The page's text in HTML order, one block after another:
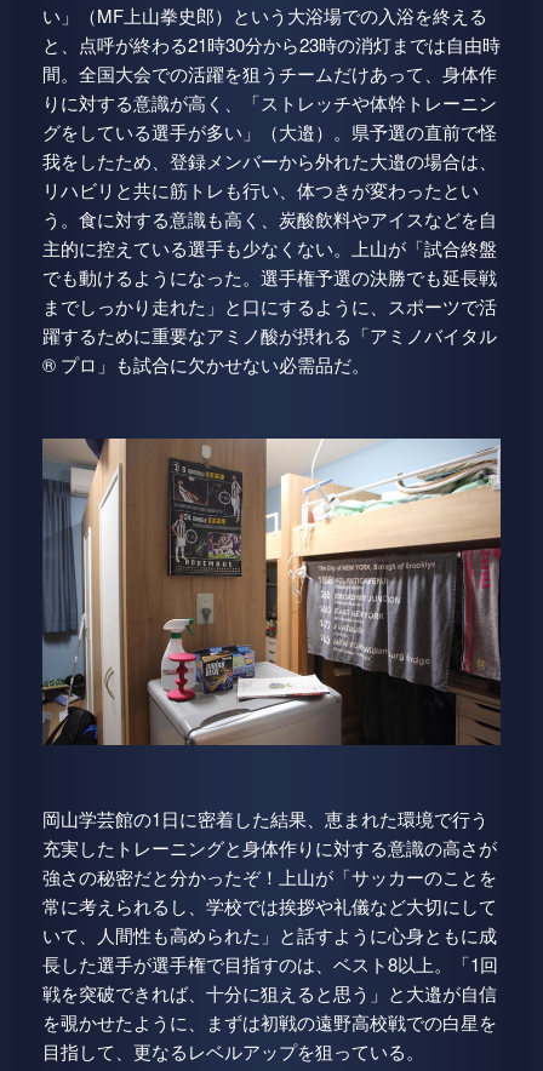
い」（MF上山拳史郎）という大浴場での入浴を終える
と、点呼が終わる21時30分から23時の消灯までは自由時
間。全国大会での活躍を狙うチームだけあって、身体作
りに対する意識が高く、「ストレッチや体幹トレーニン
グをしている選手が多い」（大邉）。県予選の直前で怪
我をしたため、登録メンバーから外れた大邉の場合は、
リハビリと共に筋トレも行い、体つきが変わったとい
う。食に対する意識も高く、炭酸飲料やアイスなどを自
主的に控えている選手も少なくない。上山が「試合終盤
でも動けるようになった。選手権予選の決勝でも延長戦
までしっかり走れた」と口にするように、スポーツで活
躍するために重要なアミノ酸が摂れる「アミノバイタル
® プロ」も試合に欠かせない必需品だ。
岡山学芸館の1日に密着した結果、恵まれた環境で行う
充実したトレーニングと身体作りに対する意識の高さが
強さの秘密だと分かったぞ！上山が「サッカーのことを
常に考えられるし、学校では挨拶や礼儀など大切にして
いて、人間性も高められた」と話すように心身ともに成
長した選手が選手権で目指すのは、ベスト8以上。「1回
戦を突破できれば、十分に狙えると思う」と大邉が自信
を覗かせたように、まずは初戦の遠野高校戦での白星を
目指して、更なるレベルアップを狙っている。